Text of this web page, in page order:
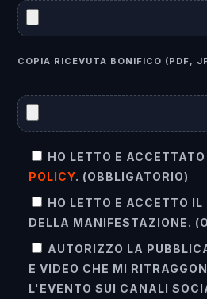
COPIA RICEVUTA BONIFICO (PDF,
HO LETTO E ACCETTATO
POLICY. (OBBLIGATORIO)
HO LETTO E ACCETTO IL
DELLA MANIFESTAZIONE.
AUTORIZZO LA
E VIDEO CHE MI
L'EVENTO SUI CANALI